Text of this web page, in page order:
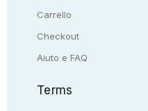
Carrello
Checkout
Aiuto e FAQ
Terms